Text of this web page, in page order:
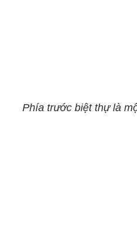
Phía trước biệt thự là